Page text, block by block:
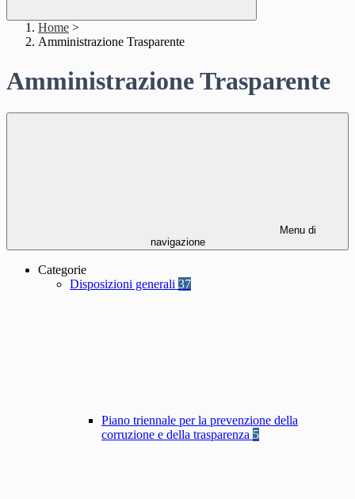
Home >
Amministrazione Trasparente
Amministrazione Trasparente
Menu di
navigazione
Categorie
Disposizioni generali 37
Piano triennale per la prevenzione della
corruzione e della trasparenza 5